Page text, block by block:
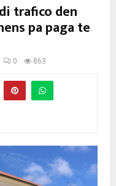
trafico den
pa paga te
0 863